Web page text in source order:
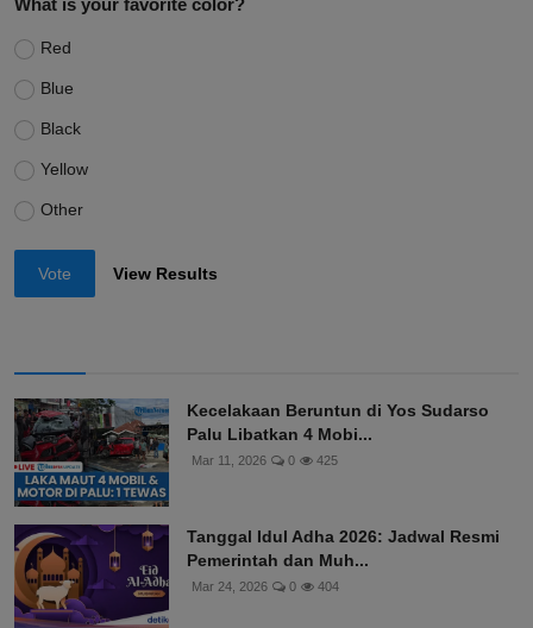
What is your favorite color?
Red
Blue
Black
Yellow
Other
Vote View Results
Kecelakaan Beruntun di Yos Sudarso
Palu Libatkan 4 Mobi...
Mar 11, 2026 0 425
Tanggal Idul Adha 2026: Jadwal Resmi
Pemerintah dan Muh...
Mar 24, 2026 0 404